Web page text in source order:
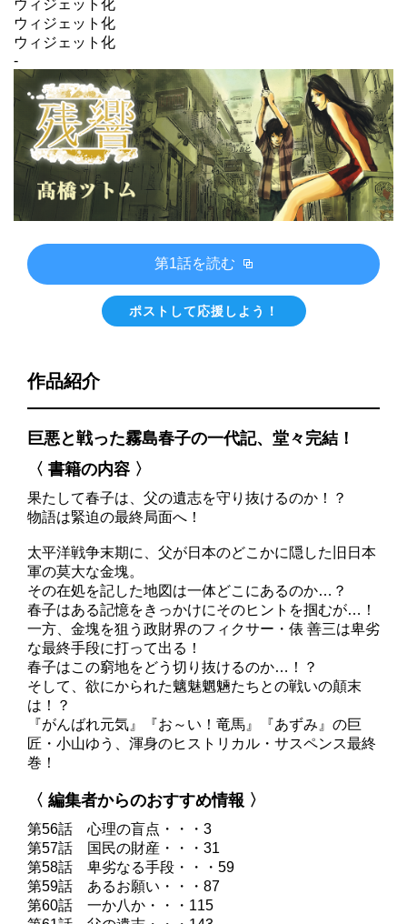
ウィジェット化
ウィジェット化
ウィジェット化
-
第1話を読む
ポストして応援しよう！
作品紹介
巨悪と戦った霧島春子の一代記、堂々完結！
〈 書籍の内容 〉
果たして春子は、父の遺志を守り抜けるのか！？
物語は緊迫の最終局面へ！
太平洋戦争末期に、父が日本のどこかに隠した旧日本
軍の莫大な金塊。
その在処を記した地図は一体どこにあるのか…？
春子はある記憶をきっかけにそのヒントを掴むが…！
一方、金塊を狙う政財界のフィクサー・俵 善三は卑劣
な最終手段に打って出る！
春子はこの窮地をどう切り抜けるのか…！？
そして、欲にかられた魑魅魍魎たちとの戦いの顛末
は！？
『がんばれ元気』『お～い！竜馬』『あずみ』の巨
匠・小山ゆう、渾身のヒストリカル・サスペンス最終
巻！
〈 編集者からのおすすめ情報 〉
第56話 心理の盲点・・・3
第57話 国民の財産・・・31
第58話 卑劣なる手段・・・59
第59話 あるお願い・・・87
第60話 一か八か・・・115